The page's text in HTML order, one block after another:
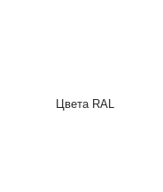
Цвета RAL